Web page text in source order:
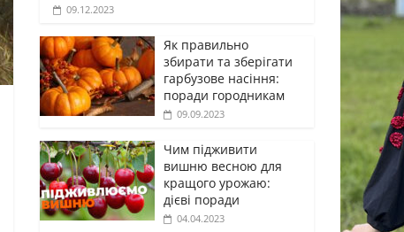
09.12.2023
Як правильно
збирати та зберігати
гарбузове насіння:
поради городникам
09.09.2023
Чим підживити
вишню весною для
кращого урожаю:
дієві поради
04.04.2023